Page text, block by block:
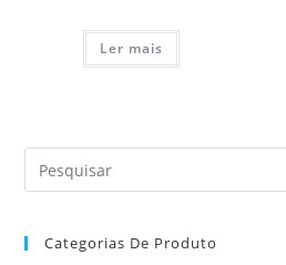
Ler mais
Categorias De Produto